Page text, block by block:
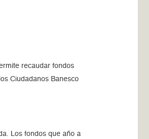
recaudar fondos
Ciudadanos Banesco
Los fondos que año a